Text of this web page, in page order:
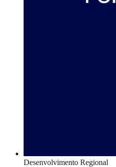
Desenvolvimento Regional